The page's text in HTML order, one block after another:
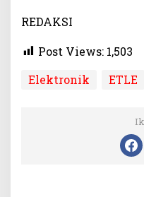
REDAKSI
Post Views: 1,503
Elektronik
ETLE